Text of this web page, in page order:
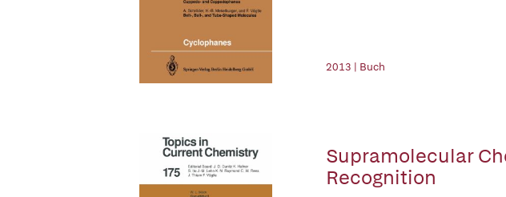
2013 | Buch
Supramolecular
Recognition